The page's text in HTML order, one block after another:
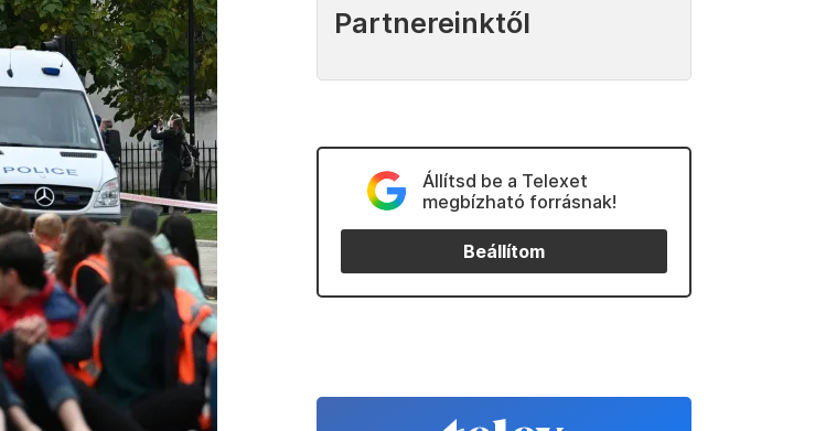
Partnereinktől
Állítsd be a Telexet
megbízható forrásnak!
Beállítom